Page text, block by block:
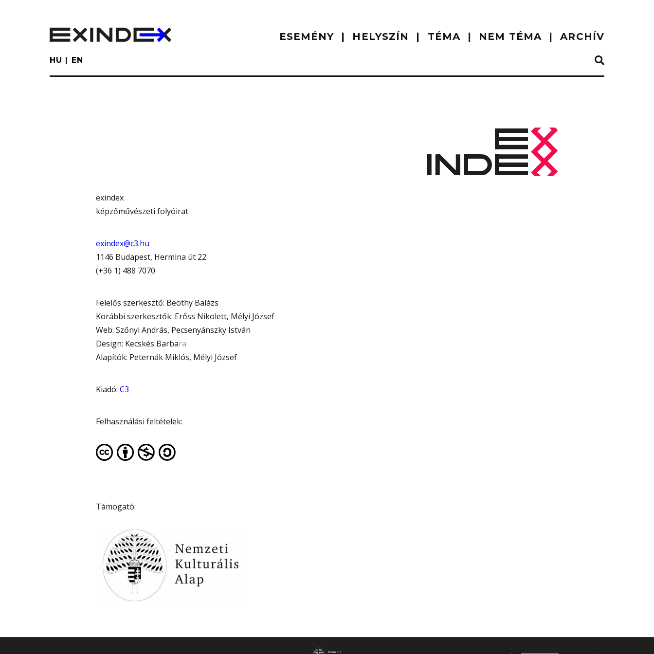
ESEMÉNY HELYSZÍN TÉMA NEM TÉMA ARCHÍV
HU EN
exindex
képzőművészeti folyóirat
exindex@c3.hu
1146 Budapest, Hermina út 22.
(+36 1) 488 7070
Felelős szerkesztő: Beöthy Balázs
Korábbi szerkesztők: Erőss Nikolett, Mélyi József
Web: Szőnyi András, Pecsenyánszky István
Design: Kecskés Barbara
Alapítók: Peternák Miklós, Mélyi József
Kiadó: C3
Felhasználási feltételek:
Támogató: